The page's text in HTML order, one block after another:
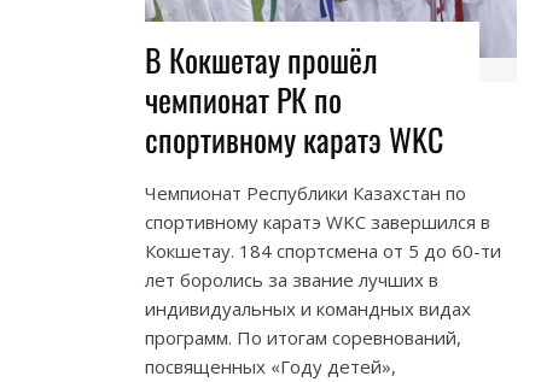
В Кокшетау прошёл
чемпионат РК по
спортивному каратэ WKC
Чемпионат Республики Казахстан по
спортивному каратэ WKC завершился в
Кокшетау. 184 спортсмена от 5 до 60-ти
лет боролись за звание лучших в
индивидуальных и командных видах
программ. По итогам соревнований,
посвященных «Году детей»,